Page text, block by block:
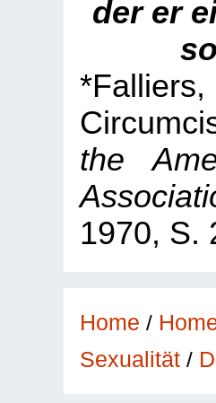
der er
the
1970, S.
Home /
Sexualität /